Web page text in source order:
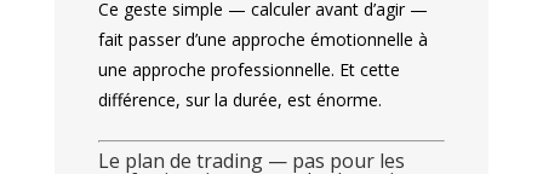
Ce geste simple — calculer avant d’agir —
fait passer d’une approche émotionnelle à
une approche professionnelle. Et cette
différence, sur la durée, est énorme.
Le plan de trading — pas pour les